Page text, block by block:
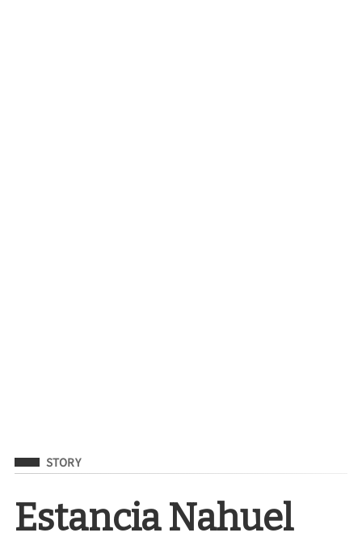
Filed Under
STORY
Estancia Nahuel